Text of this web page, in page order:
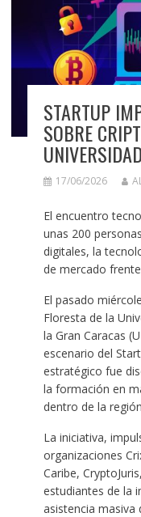
STARTUP
SOBRE
17/06/2026
El encuentro
unas 200
digitales, la
de mercado
El pasado
Floresta de la
la Gran Caracas
escenario del
estratégico fue
la formación en
dentro de la
La iniciativa,
organizaciones
Caribe,
estudiantes de la
asistencia masiva